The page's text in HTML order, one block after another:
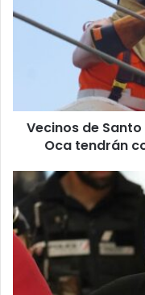
Santo
Domingo,
Oca
tendrán
luz
este
miércoles
Vecinos de
Oca tendrán
¡Gerard
Depardieu
a
prisión!
Actor
francés
sentenciado